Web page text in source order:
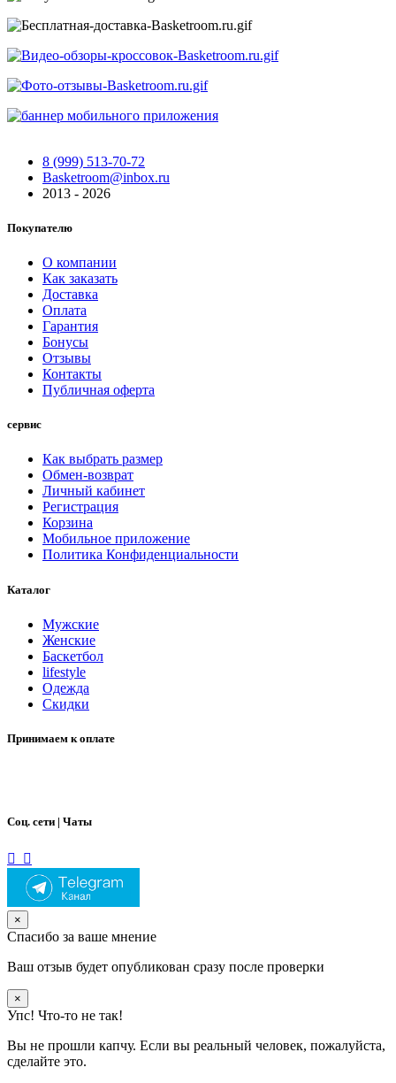
8 (999) 513-70-72
Basketroom@inbox.ru
2013 - 2026
Покупателю
О компании
Как заказать
Доставка
Оплата
Гарантия
Бонусы
Отзывы
Контакты
Публичная оферта
сервис
Как выбрать размер
Обмен-возврат
Личный кабинет
Регистрация
Корзина
Мобильное приложение
Политика Конфиденциальности
Каталог
Мужские
Женские
Баскетбол
lifestyle
Одежда
Скидки
Принимаем к оплате
Соц. сети | Чаты
×
Спасибо за ваше мнение
Ваш отзыв будет опубликован сразу после проверки
×
Упс! Что-то не так!
Вы не прошли капчу. Если вы реальный человек, пожалуйста,
сделайте это.